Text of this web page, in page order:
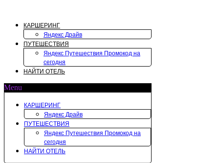
содержимому
КАРШЕРИНГ
Яндекс Драйв
ПУТЕШЕСТВИЯ
Яндекс Путешествия Промокод на
сегодня
НАЙТИ ОТЕЛЬ
Menu
КАРШЕРИНГ
Яндекс Драйв
ПУТЕШЕСТВИЯ
Яндекс Путешествия Промокод на
сегодня
НАЙТИ ОТЕЛЬ